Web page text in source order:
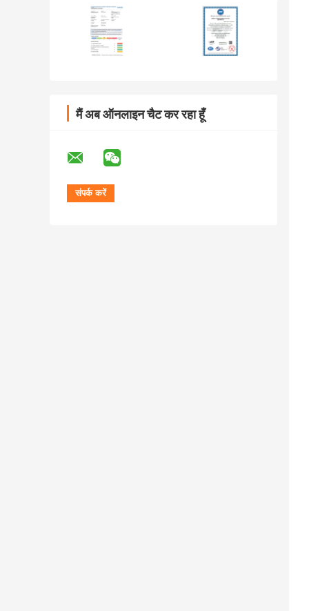
मैं अब ऑनलाइन चैट कर रहा हूँ